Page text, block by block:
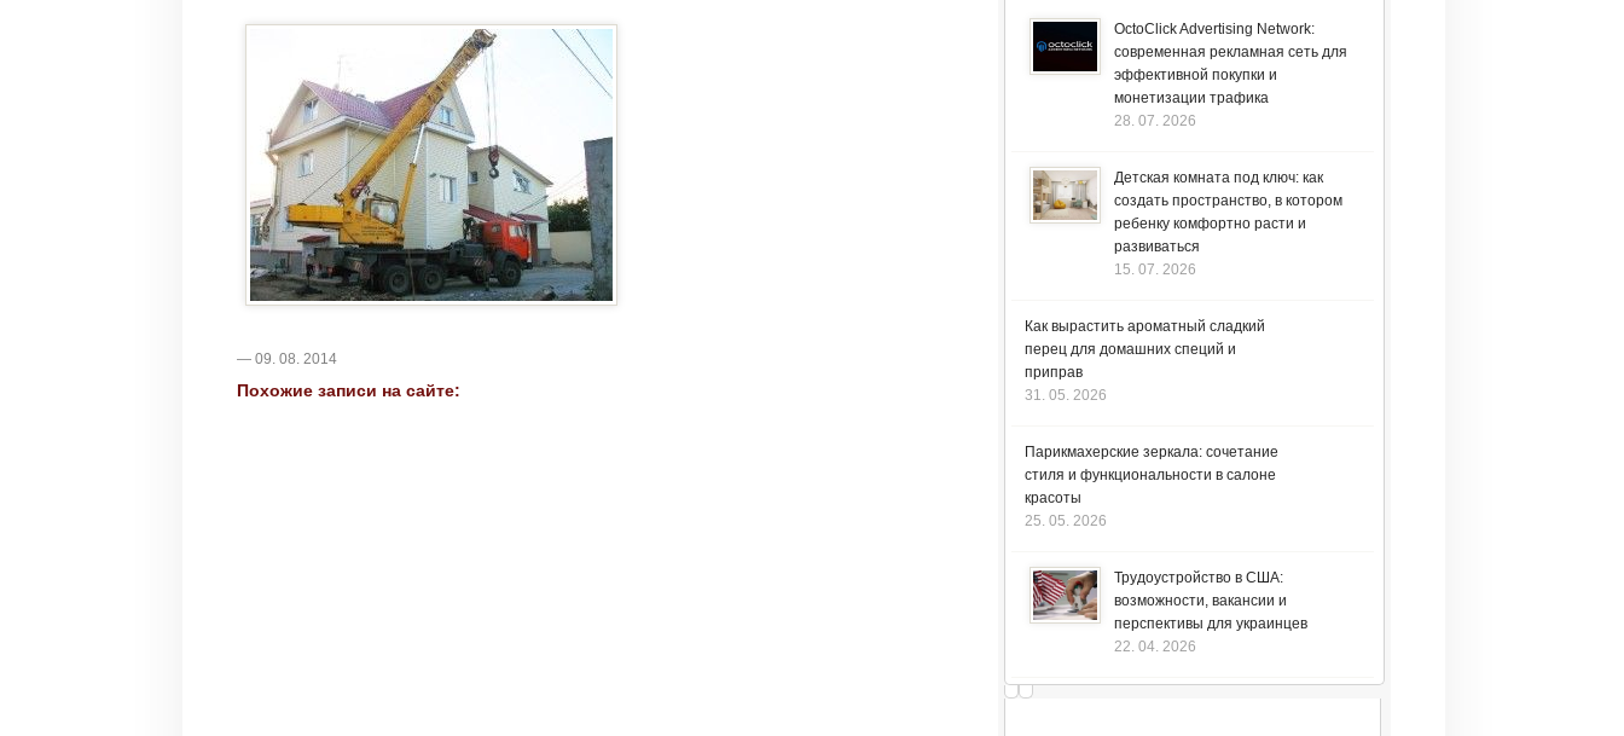
— 09. 08. 2014
Похожие записи на сайте:
OctoClick Advertising Network:
современная рекламная сеть для
эффективной покупки и
монетизации трафика
28. 07. 2026
Детская комната под ключ: как
создать пространство, в котором
ребенку комфортно расти и
развиваться
15. 07. 2026
Как вырастить ароматный сладкий
перец для домашних специй и
приправ
31. 05. 2026
Парикмахерские зеркала: сочетание
стиля и функциональности в салоне
красоты
25. 05. 2026
Трудоустройство в США:
возможности, вакансии и
перспективы для украинцев
22. 04. 2026